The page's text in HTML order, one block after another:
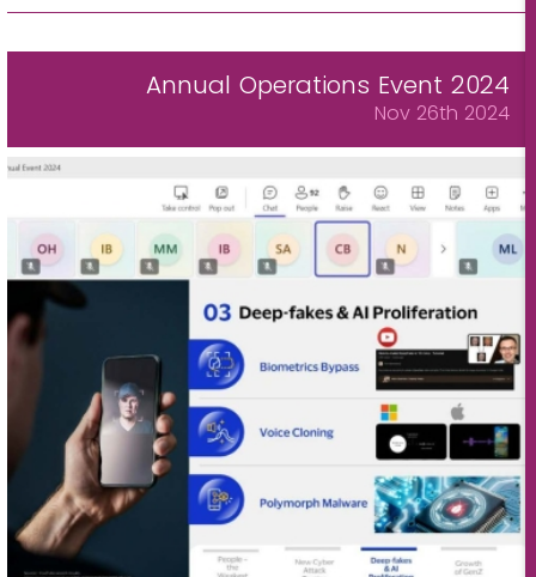
Annual Operations Event 2024
Nov 26th 2024